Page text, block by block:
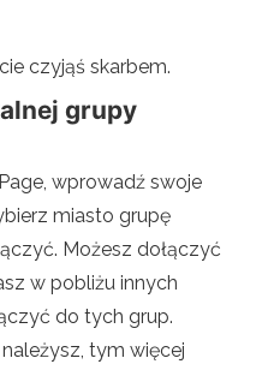
czyjąś skarbem.
grupy
wprowadź swoje
miasto grupę
Możesz dołączyć
w pobliżu innych
do tych grup.
tym więcej